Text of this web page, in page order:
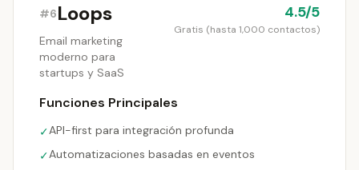
#6Loops
Email marketing
moderno para
startups y SaaS
4.5/5
Gratis (hasta 1,000 contactos)
Funciones Principales
✓API-first para integración profunda
✓Automatizaciones basadas en eventos